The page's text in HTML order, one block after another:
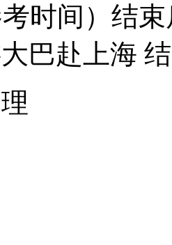
时间）结
巴赴上海